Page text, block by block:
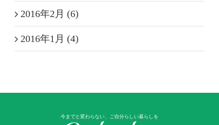
2016年2月 (6)
2016年1月 (4)
今までと変わらない、ご自分らしい暮らしを